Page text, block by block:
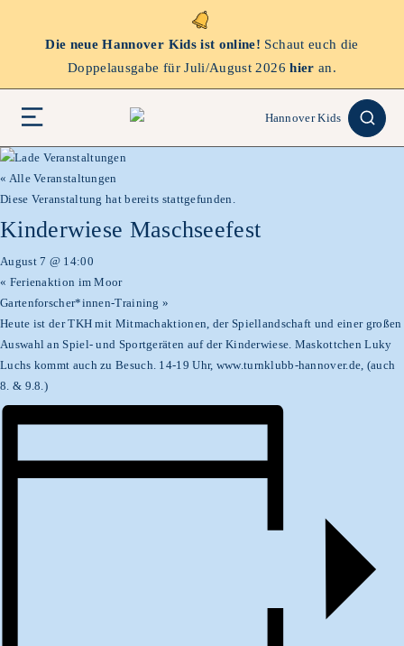
Die neue Hannover Kids ist online! Schaut euch die
Doppelausgabe für Juli/August 2026hier an.
« Alle Veranstaltungen
Diese Veranstaltung hat bereits stattgefunden.
Kinderwiese Maschseefest
August 7 @ 14:00
« Ferienaktion im Moor
Gartenforscher*innen-Training»
Heute ist der TKH mit Mitmachaktionen, der Spiellandschaft und einer großen
Auswahl an Spiel- und Sportgeräten auf der Kinderwiese. Maskottchen Luky
Luchs kommt auch zu Besuch. 14-19 Uhr, www.turnklubb-hannover.de, (auch
8. & 9.8.)